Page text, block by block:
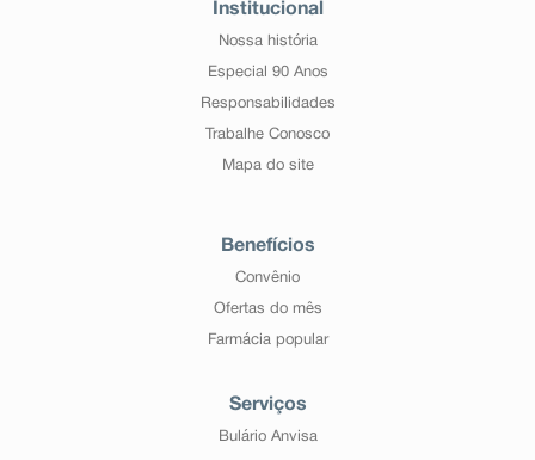
Institucional
Nossa história
Especial 90 Anos
Responsabilidades
Trabalhe Conosco
Mapa do site
Benefícios
Convênio
Ofertas do mês
Farmácia popular
Serviços
Bulário Anvisa